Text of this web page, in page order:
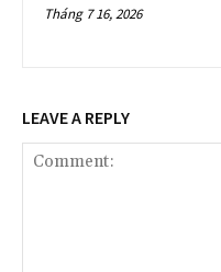
Tháng 7 16, 2026
LEAVE A REPLY